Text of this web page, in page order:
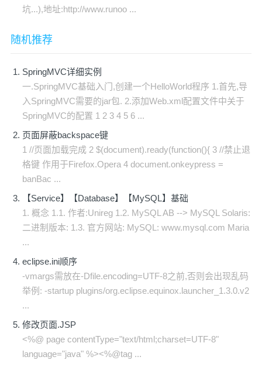
坑...),地址:http://www.runoo ...
随机推荐
SpringMVC详细实例
一.SpringMVC基础入门,创建一个HelloWorld程序 1.首先,导
入SpringMVC需要的jar包. 2.添加Web.xml配置文件中关于
SpringMVC的配置 1 2 3 4 5 6 ...
页面屏蔽backspace键
1 //页面加载完成 2 $(document).ready(function(){ 3 //禁止退
格键 作用于Firefox.Opera 4 document.onkeypress =
banBac ...
【Service】【Database】【MySQL】基础
1. 概念 1.1. 作者:Unireg 1.2. MySQL AB --> MySQL Solaris:
二进制版本: 1.3. 官方网站: MySQL: www.mysql.com Maria
...
eclipse.ini顺序
-vmargs需放在-Dfile.encoding=UTF-8之前,否则会出现乱码
举例: -startup plugins/org.eclipse.equinox.launcher_1.3.0.v2
...
修改页面.JSP
<%@ page contentType="text/html;charset=UTF-8"
language="java" %><%@tag ...